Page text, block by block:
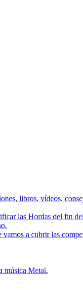
libros, vídeos,
las Hordas del fin
a cubrir las
música Metal.